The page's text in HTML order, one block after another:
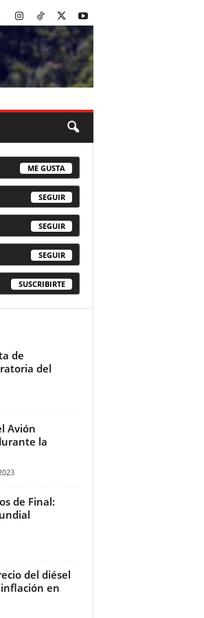
ME GUSTA
SEGUIR
SEGUIR
SEGUIR
SUSCRIBIRTE
de
del
Avión
la
de Final:
del diésel
en